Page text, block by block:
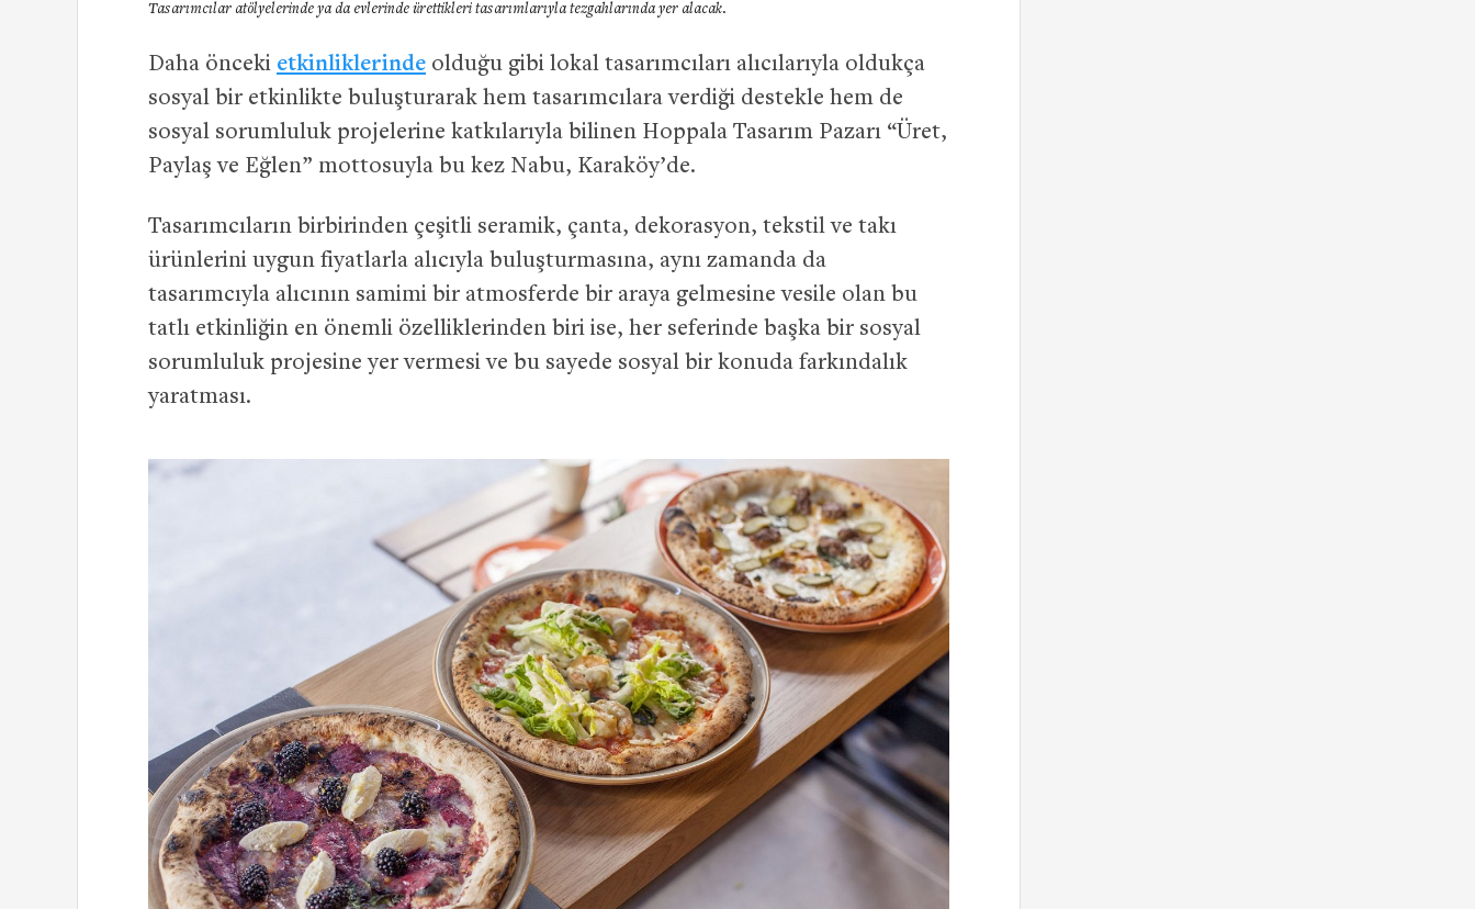
Tasarımcılar atölyelerinde ya da evlerinde ürettikleri tasarımlarıyla tezgahlarında yer alacak.
Daha önceki etkinliklerinde olduğu gibi lokal tasarımcıları alıcılarıyla oldukça
sosyal bir etkinlikte buluşturarak hem tasarımcılara verdiği destekle hem de
sosyal sorumluluk projelerine katkılarıyla bilinen Hoppala Tasarım Pazarı “Üret,
Paylaş ve Eğlen” mottosuyla bu kez Nabu, Karaköy’de.
Tasarımcıların birbirinden çeşitli seramik, çanta, dekorasyon, tekstil ve takı
ürünlerini uygun fiyatlarla alıcıyla buluşturmasına, aynı zamanda da
tasarımcıyla alıcının samimi bir atmosferde bir araya gelmesine vesile olan bu
tatlı etkinliğin en önemli özelliklerinden biri ise, her seferinde başka bir sosyal
sorumluluk projesine yer vermesi ve bu sayede sosyal bir konuda farkındalık
yaratması.